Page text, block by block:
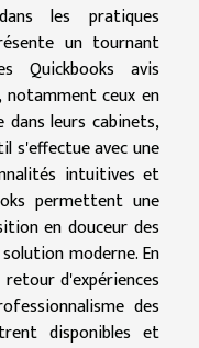
les pratiques
un tournant
Quickbooks avis
notamment ceux en
leurs cabinets,
s'effectue avec une
intuitives et
permettent une
en douceur des
moderne. En
d'expériences
des
disponibles et